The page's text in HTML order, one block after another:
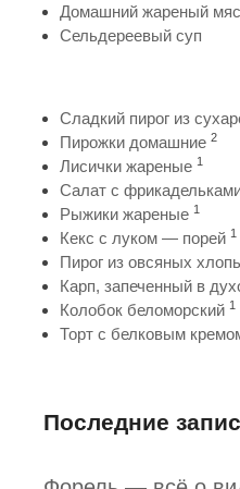
Домашний жареный
Сельдереевый суп
Сладкий пирог из
Пирожки домашние 2
Лисички жареные 1
Салат с
Рыжики жареные 1
Кекс с луком — порей 1
Пирог из овсяных
Карп, запеченный в
Колобок беломорский 1
Торт с белковым
Последние